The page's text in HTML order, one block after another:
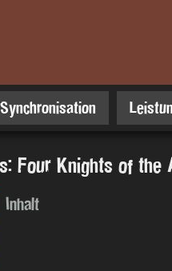
Synchronisation
Four Knights of
Inhalt